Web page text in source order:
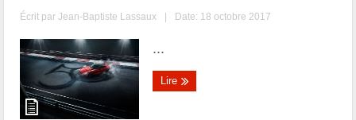
Écrit parJean-Baptiste Lassaux | Date: 18 octobre 2017
...
Lire